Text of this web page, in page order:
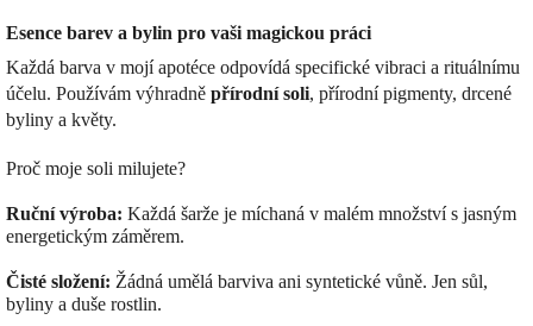
Esence barev a bylin pro vaši magickou práci
Každá barva v mojí apotéce odpovídá specifické vibraci a rituálnímu
účelu. Používám výhradně přírodní soli, přírodní pigmenty, drcené
byliny a květy.
Proč moje soli milujete?
Ruční výroba: Každá šarže je míchaná v malém množství s jasným
energetickým záměrem.
Čisté složení: Žádná umělá barviva ani syntetické vůně. Jen sůl,
byliny a duše rostlin.